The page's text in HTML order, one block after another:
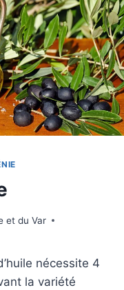
et du Var
nécessite 4
la variété